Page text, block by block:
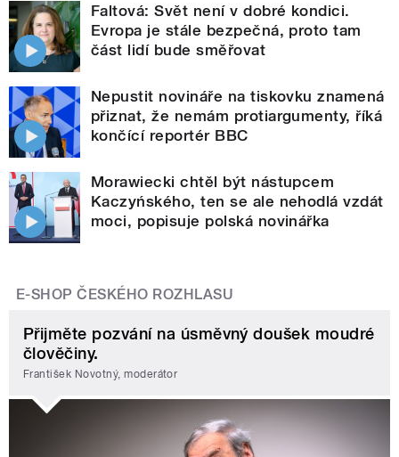
Faltová: Svět není v dobré kondici.
Evropa je stále bezpečná, proto tam
část lidí bude směřovat
Nepustit novináře na tiskovku znamená
přiznat, že nemám protiargumenty, říká
končící reportér BBC
Morawiecki chtěl být nástupcem
Kaczyńského, ten se ale nehodlá vzdát
moci, popisuje polská novinářka
E-SHOP ČESKÉHO ROZHLASU
Přijměte pozvání na úsměvný doušek moudré
člověčiny.
František Novotný, moderátor